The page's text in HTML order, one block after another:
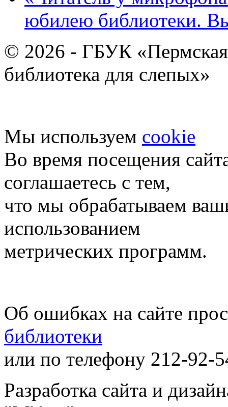
юбилею библиотеки.
© 2026 - ГБУК «Пермская
библиотека для слепых»
Мы используем cookie
Во время посещения
соглашаетесь с тем,
что мы обрабатываем
использованием
метрических программ.
Об ошибках на сайте
библиотеки
или по телефону 212-92-
Разработка сайта и